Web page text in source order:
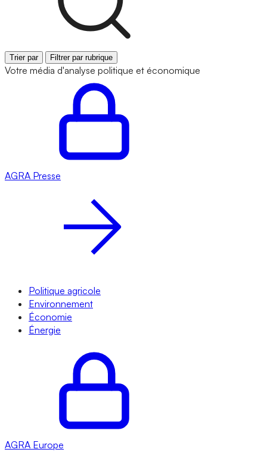
Trier par Filtrer par rubrique
Votre média d'analyse politique et économique
AGRA Presse
Politique agricole
Environnement
Économie
Énergie
AGRA Europe